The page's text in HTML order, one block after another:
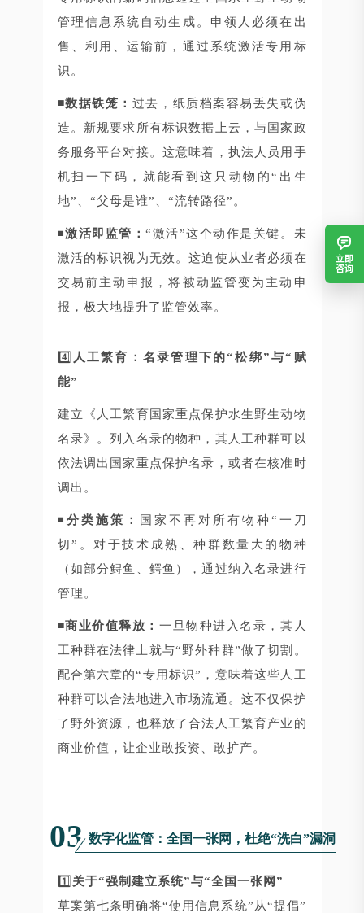
管理信息系统自动生成。申领人必须在出
售、利用、运输前，通过系统激活专用标
识。
◾数据铁笼： 过去，纸质档案容易丢失或伪
造。新规要求所有标识数据上云，与国家政
务服务平台对接。这意味着，执法人员用手
机扫一下码，就能看到这只动物的“出生
地”、“父母是谁”、“流转路径”。
◾激活即监管：“激活”这个动作是关键。未
激活的标识视为无效。这迫使从业者必须在
交易前主动申报，将被动监管变为主动申
报，极大地提升了监管效率。
4️⃣ 人工繁育：名录管理下的“松绑”与“赋
能”
建立《人工繁育国家重点保护水生野生动物
名录》。列入名录的物种，其人工种群可以
依法调出国家重点保护名录，或者在核准时
调出。
◾ 分类施策：
国家不再对所有物种“一刀
切”。对于技术成熟、种群数量大的物种
（如部分鲟鱼、鳄鱼），通过纳入名录进行
管理。
◾商业价值释放： 一旦物种进入名录，其人
工种群在法律上就与“野外种群”做了切割。
配合第六章的“专用标识”，意味着这些人工
种群可以合法地进入市场流通。这不仅保护
了野外资源，也释放了合法人工繁育产业的
商业价值，让企业敢投资、敢扩产。
03 数字化监管：全国一张网，杜绝“洗白”漏洞
1️⃣ 关于“强制建立系统”与“全国一张网”
草案第七条明确将“使用信息系统”从“提倡”
立即
咨询